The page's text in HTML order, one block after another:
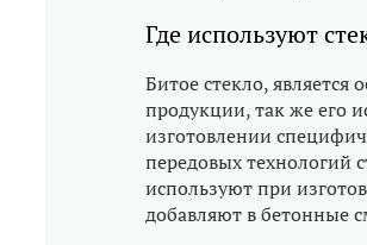
Где используют
Битое стекло,
продукции, так же его
изготовлении
передовых технологий
используют при
добавляют в бетонные